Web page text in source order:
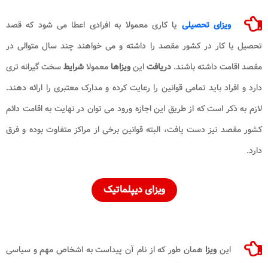
ویزای تحصیلی یا کاری معمولا به افرادی اعطا می شود که قصد
تحصیل یا کار در کشور مقصد را داشته و می خواهند چند سال متوالی در
مقصد اقامت داشته باشند. دریافتاینویزاها معمولاشرایطسخت گیرانه تری
دارد و افراد باید تمامی قوانین را رعایت کرده و مدارک معتبری را ارائه دهند.
لازم به ذکر است که از طریق این اجازه ورود می توان در نهایت به اقامت دائم
کشور مقصد نیز دست یافت، البته قوانین برخی از مراکز متفاوت بوده و فرق
دارد.
ویزایدیپلماتیک
این ویزا همان طور که از نام آن پیداست به اشخاص مهم و سیاسی